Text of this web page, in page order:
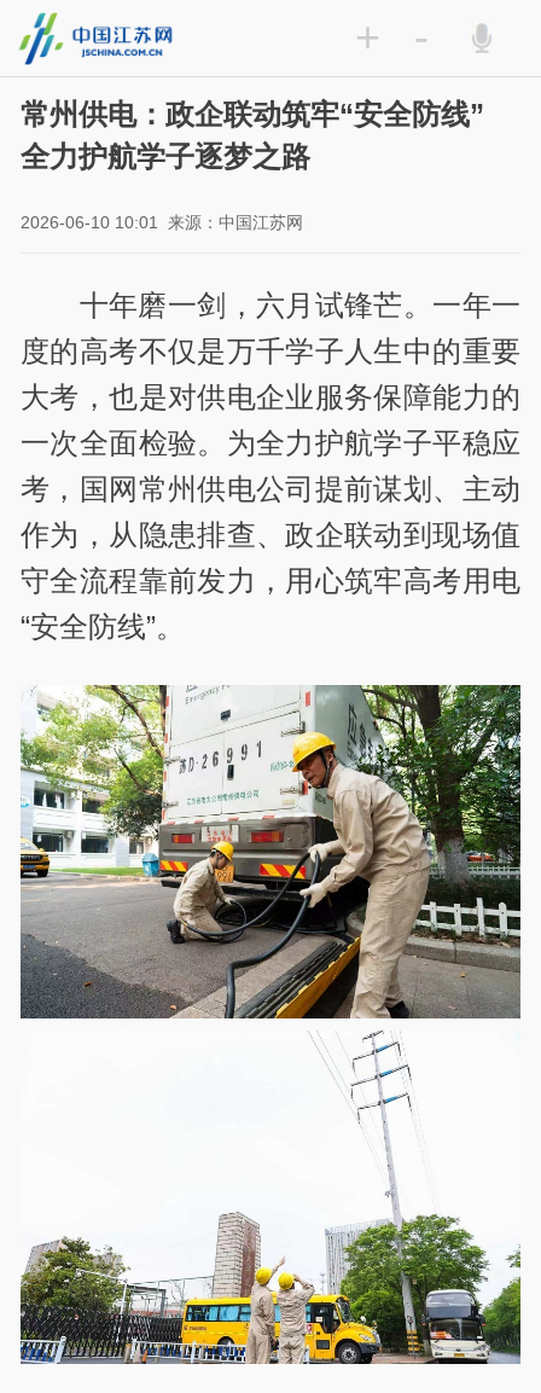
+ -
常州供电：政企联动筑牢“安全防线”
全力护航学子逐梦之路
2026-06-10 10:01 来源：中国江苏网
十年磨一剑，六月试锋芒。一年一
度的高考不仅是万千学子人生中的重要
大考，也是对供电企业服务保障能力的
一次全面检验。为全力护航学子平稳应
考，国网常州供电公司提前谋划、主动
作为，从隐患排查、政企联动到现场值
守全流程靠前发力，用心筑牢高考用电
“安全防线”。